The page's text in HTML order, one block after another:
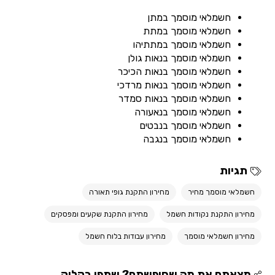
חשמלאי מוסמך במתן
חשמלאי מוסמך במתת
חשמלאי מוסמך במתתיהו
חשמלאי מוסמך בנאות גולן
חשמלאי מוסמך בנאות הכיכר
חשמלאי מוסמך בנאות מרדכי
חשמלאי מוסמך בנאות סמדר
חשמלאי מוסמך בנאעורה
חשמלאי מוסמך בנבטים
חשמלאי מוסמך בנגבה
תגיות
חשמלאי מוסמך מחיר מחירון התקנת גופי תאורה
מחירון התקנת נקודות חשמל מחירון התקנת שקעים ומפסקים
מחירון חשמלאי מוסמך מחירון עבודות בלוח חשמל